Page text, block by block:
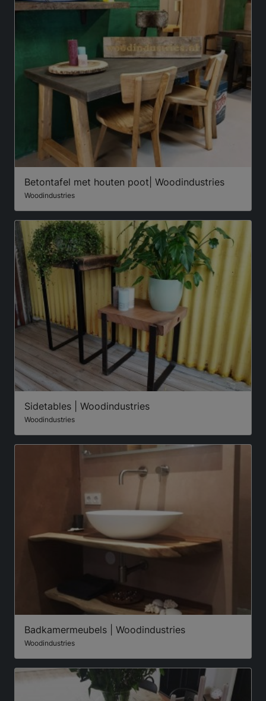
Betontafel met houten poot| Woodindustries
Woodindustries
Sidetables | Woodindustries
Woodindustries
Badkamermeubels | Woodindustries
Woodindustries